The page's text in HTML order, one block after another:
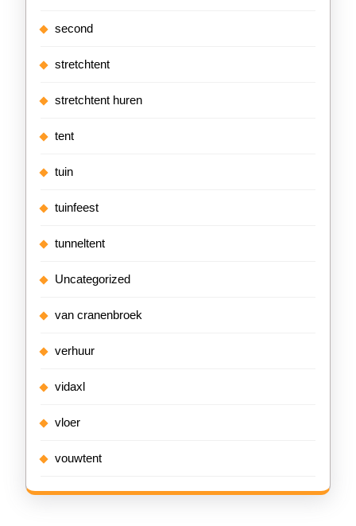
second
stretchtent
stretchtent huren
tent
tuin
tuinfeest
tunneltent
Uncategorized
van cranenbroek
verhuur
vidaxl
vloer
vouwtent